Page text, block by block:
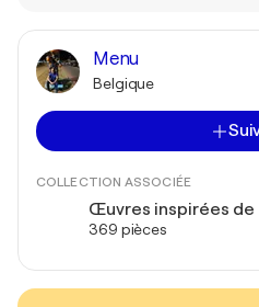
Menu
Belgique
COLLECTION ASSOCIÉE
Œuvres inspirées de
369 pièces